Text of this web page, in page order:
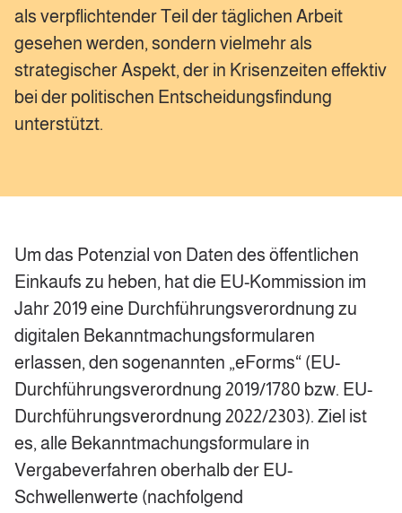
als verpflichtender Teil der täglichen Arbeit
gesehen werden, sondern vielmehr als
strategischer Aspekt, der in Krisenzeiten effektiv
bei der politischen Entscheidungsfindung
unterstützt.
Um das Potenzial von Daten des öffentlichen
Einkaufs zu heben, hat die EU-Kommission im
Jahr 2019 eine Durchführungsverordnung zu
digitalen Bekanntmachungsformularen
erlassen, den sogenannten „eForms“ (EU-
Durchführungsverordnung 2019/1780 bzw. EU-
Durchführungsverordnung 2022/2303). Ziel ist
es, alle Bekanntmachungsformulare in
Vergabeverfahren oberhalb der EU-
Schwellenwerte (nachfolgend